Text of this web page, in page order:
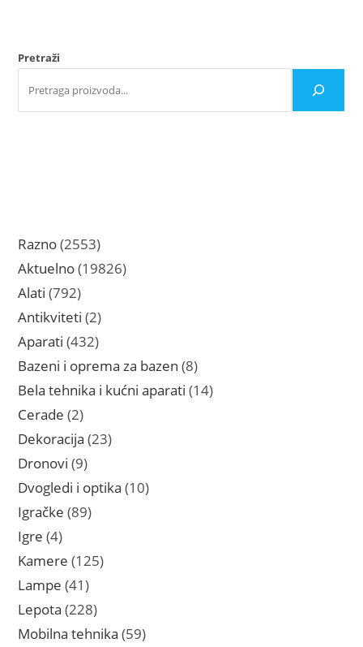
proizvoda.
Pretraži
Razno 25532553
proizvoda
Aktuelno 1982619826
Alati 792792
proizvoda
Antikviteti 22
proizvoda
Aparati 432432
proizvoda
Bazeni i oprema za bazen 88
proizvoda
Bela tehnika i kućni aparati 1414
Cerade 22
proizvoda
Dekoracija 2323
Dronovi 99
proizvoda
Dvogledi i optika 1010
Igračke 8989
Igre 44
proizvoda
Kamere 125125
Lampe 4141
proizvod
Lepota 228228
proizvoda
Mobilna tehnika 5959